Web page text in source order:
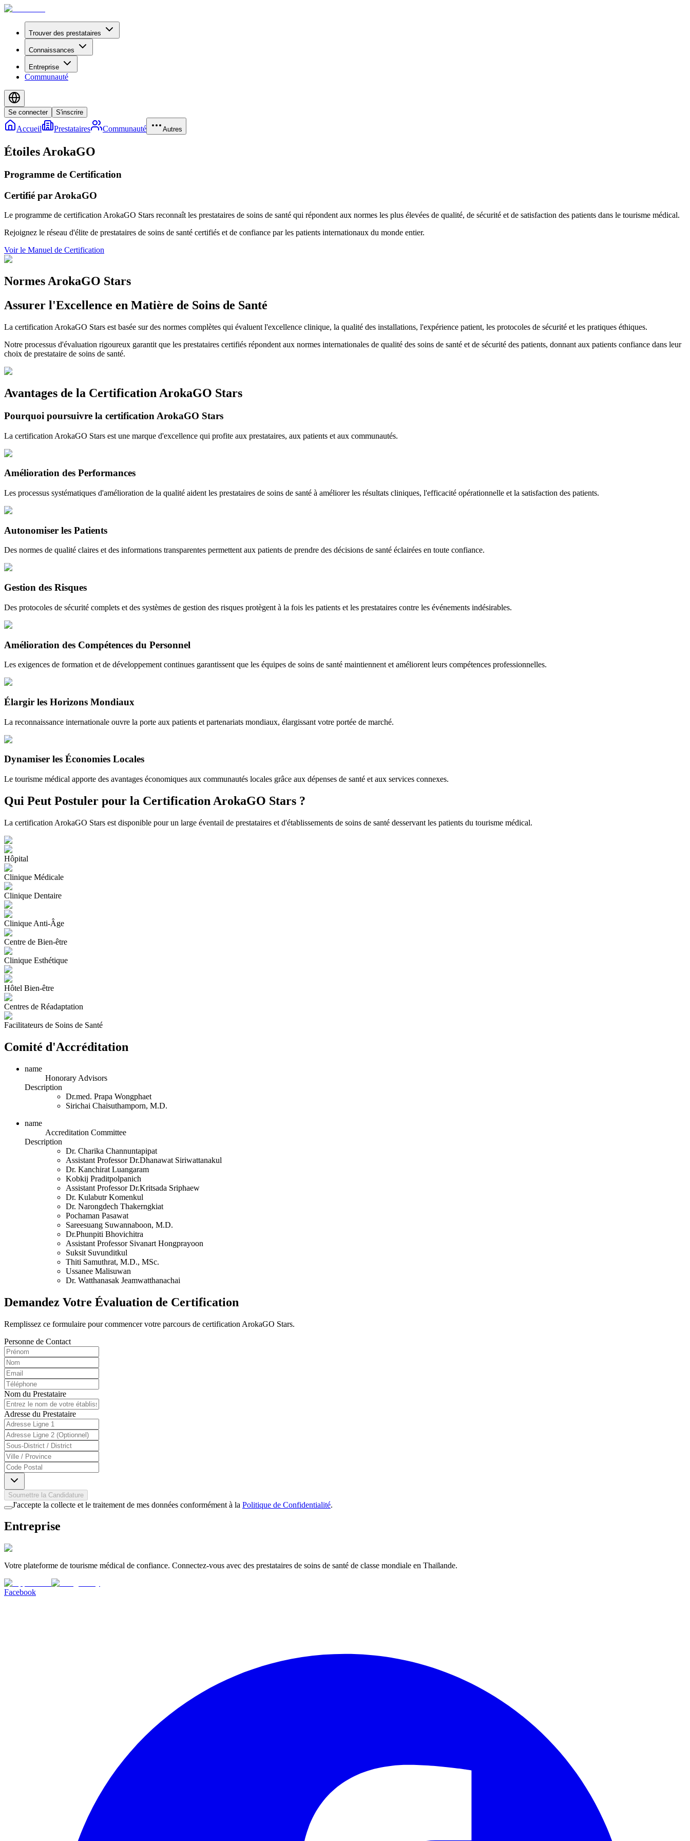
Trouver des prestataires
Connaissances
Entreprise
Communauté
Se connecter S'inscrire
Accueil Prestataires Communauté Autres
Étoiles ArokaGO
Programme de Certification
Certifié par ArokaGO
Le programme de certification ArokaGO Stars reconnaît les prestataires de soins de santé qui répondent aux normes les plus élevées de qualité, de sécurité et de satisfaction des patients dans le tourisme médical.
Rejoignez le réseau d'élite de prestataires de soins de santé certifiés et de confiance par les patients internationaux du monde entier.
Voir le Manuel de Certification
Normes ArokaGO Stars
Assurer l'Excellence en Matière de Soins de Santé
La certification ArokaGO Stars est basée sur des normes complètes qui évaluent l'excellence clinique, la qualité des installations, l'expérience patient, les protocoles de sécurité et les pratiques éthiques.
Notre processus d'évaluation rigoureux garantit que les prestataires certifiés répondent aux normes internationales de qualité des soins de santé et de sécurité des patients, donnant aux patients confiance dans leur
choix de prestataire de soins de santé.
Avantages de la Certification ArokaGO Stars
Pourquoi poursuivre la certification ArokaGO Stars
La certification ArokaGO Stars est une marque d'excellence qui profite aux prestataires, aux patients et aux communautés.
Amélioration des Performances
Les processus systématiques d'amélioration de la qualité aident les prestataires de soins de santé à améliorer les résultats cliniques, l'efficacité opérationnelle et la satisfaction des patients.
Autonomiser les Patients
Des normes de qualité claires et des informations transparentes permettent aux patients de prendre des décisions de santé éclairées en toute confiance.
Gestion des Risques
Des protocoles de sécurité complets et des systèmes de gestion des risques protègent à la fois les patients et les prestataires contre les événements indésirables.
Amélioration des Compétences du Personnel
Les exigences de formation et de développement continues garantissent que les équipes de soins de santé maintiennent et améliorent leurs compétences professionnelles.
Élargir les Horizons Mondiaux
La reconnaissance internationale ouvre la porte aux patients et partenariats mondiaux, élargissant votre portée de marché.
Dynamiser les Économies Locales
Le tourisme médical apporte des avantages économiques aux communautés locales grâce aux dépenses de santé et aux services connexes.
Qui Peut Postuler pour la Certification ArokaGO Stars ?
La certification ArokaGO Stars est disponible pour un large éventail de prestataires et d'établissements de soins de santé desservant les patients du tourisme médical.
Hôpital
Clinique Médicale
Clinique Dentaire
Clinique Anti-Âge
Centre de Bien-être
Clinique Esthétique
Hôtel Bien-être
Centres de Réadaptation
Facilitateurs de Soins de Santé
Comité d'Accréditation
name
Honorary Advisors
Description
Dr.med. Prapa Wongphaet
Sirichai Chaisuthamporn, M.D.
name
Accreditation Committee
Description
Dr. Charika Channuntapipat
Assistant Professor Dr.Dhanawat Siriwattanakul
Dr. Kanchirat Luangaram
Kobkij Praditpolpanich
Assistant Professor Dr.Kritsada Sriphaew
Dr. Kulabutr Komenkul
Dr. Narongdech Thakerngkiat
Pochaman Pasawat
Sareesuang Suwannaboon, M.D.
Dr.Phunpiti Bhovichitra
Assistant Professor Sivanart Hongprayoon
Suksit Suvunditkul
Thiti Samuthrat, M.D., MSc.
Ussanee Malisuwan
Dr. Watthanasak Jeamwatthanachai
Demandez Votre Évaluation de Certification
Remplissez ce formulaire pour commencer votre parcours de certification ArokaGO Stars.
Personne de Contact
Nom du Prestataire
Adresse du Prestataire
Soumettre la Candidature
J'accepte la collecte et le traitement de mes données conformément à la Politique de Confidentialité.
Entreprise
Votre plateforme de tourisme médical de confiance. Connectez-vous avec des prestataires de soins de santé de classe mondiale en Thaïlande.
Facebook